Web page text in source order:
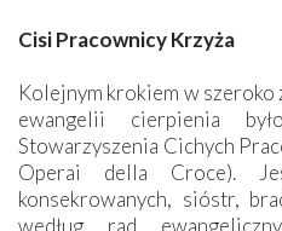
Cisi Pracownicy Krzyża
Kolejnym krokiem w
ewangelii cierpienia
Stowarzyszenia Cichych
Operai della Croce).
konsekrowanych, sióstr,
według rad